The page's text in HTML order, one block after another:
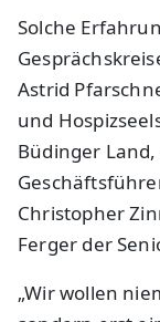
Solche
Astrid
und
Büdinger
Christopher
Ferger der
„Wir wollen